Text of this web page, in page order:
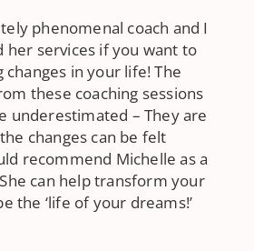
phenomenal coach and I
her services if you want to
in your life! The
these coaching sessions
underestimated – They are
changes can be felt
recommend Michelle as a
can help transform your
the ‘life of your dreams!’